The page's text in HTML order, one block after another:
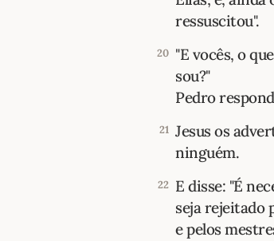
ressuscitou".
20 "E vocês, o
sou?"
Pedro
21 Jesus os
ninguém.
22 E disse: "É
seja rejeitado
e pelos